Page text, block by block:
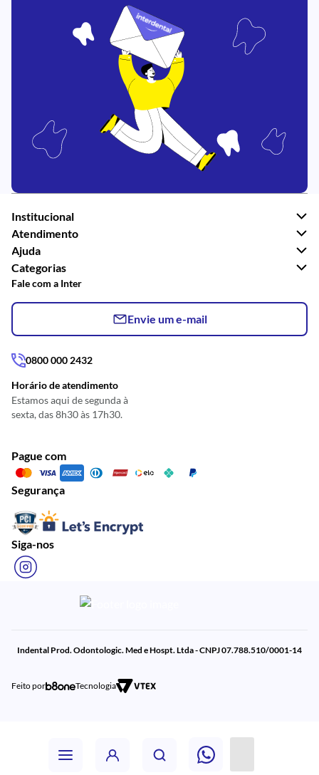
Institucional
Atendimento
Ajuda
Categorias
Fale com a Inter
Envie um e-mail
0800 000 2432
Horário de atendimento
Estamos aqui de segunda à
sexta, das 8h30 às 17h30.
Pague com
Segurança
Siga-nos
Indental Prod. Odontologic. Med e Hospt. Ltda - CNPJ 07.788.510/0001-14
Feito por Tecnologia